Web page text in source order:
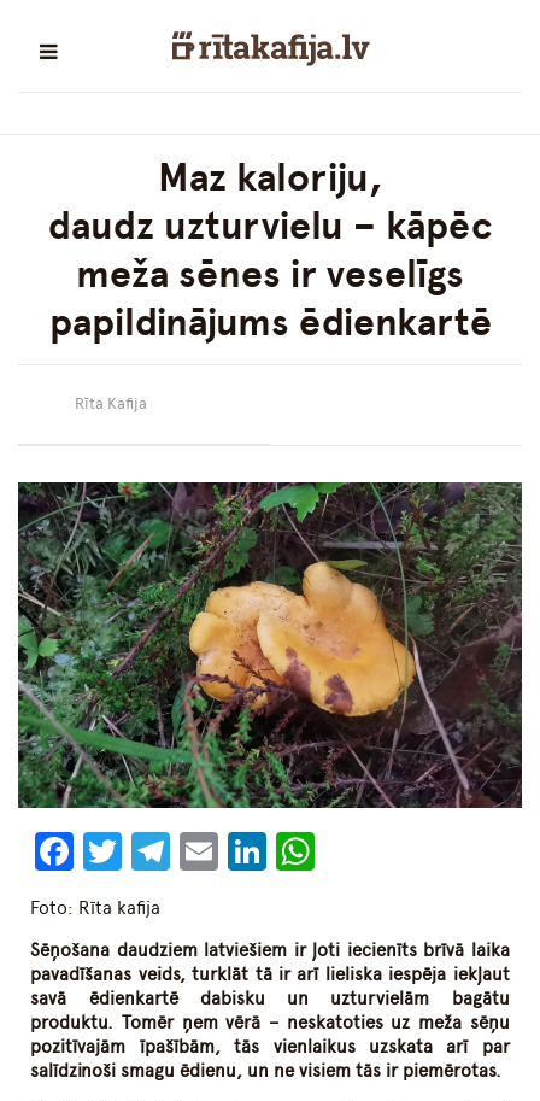
Maz kaloriju,
daudz uzturvielu – kāpēc
meža sēnes ir veselīgs
papildinājums ēdienkartē
Rīta Kafija
Facebook
Twitter
Telegram
EmailLinkedIn
Foto: Rīta kafija
Sēņošana daudziem latviešiem ir ļoti iecienīts brīvā laika
pavadīšanas veids, turklāt tā ir arī lieliska iespēja iekļaut
savā ēdienkartē dabisku un uzturvielām bagātu
produktu. Tomēr ņem vērā – neskatoties uz meža sēņu
pozitīvajām īpašībām, tās vienlaikus uzskata arī par
salīdzinoši smagu ēdienu, un ne visiem tās ir piemērotas.